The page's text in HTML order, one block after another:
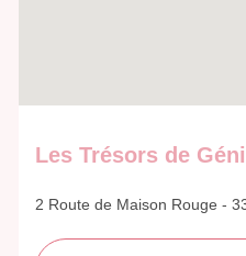
Les Trésors de
2 Route de Maison Rouge -